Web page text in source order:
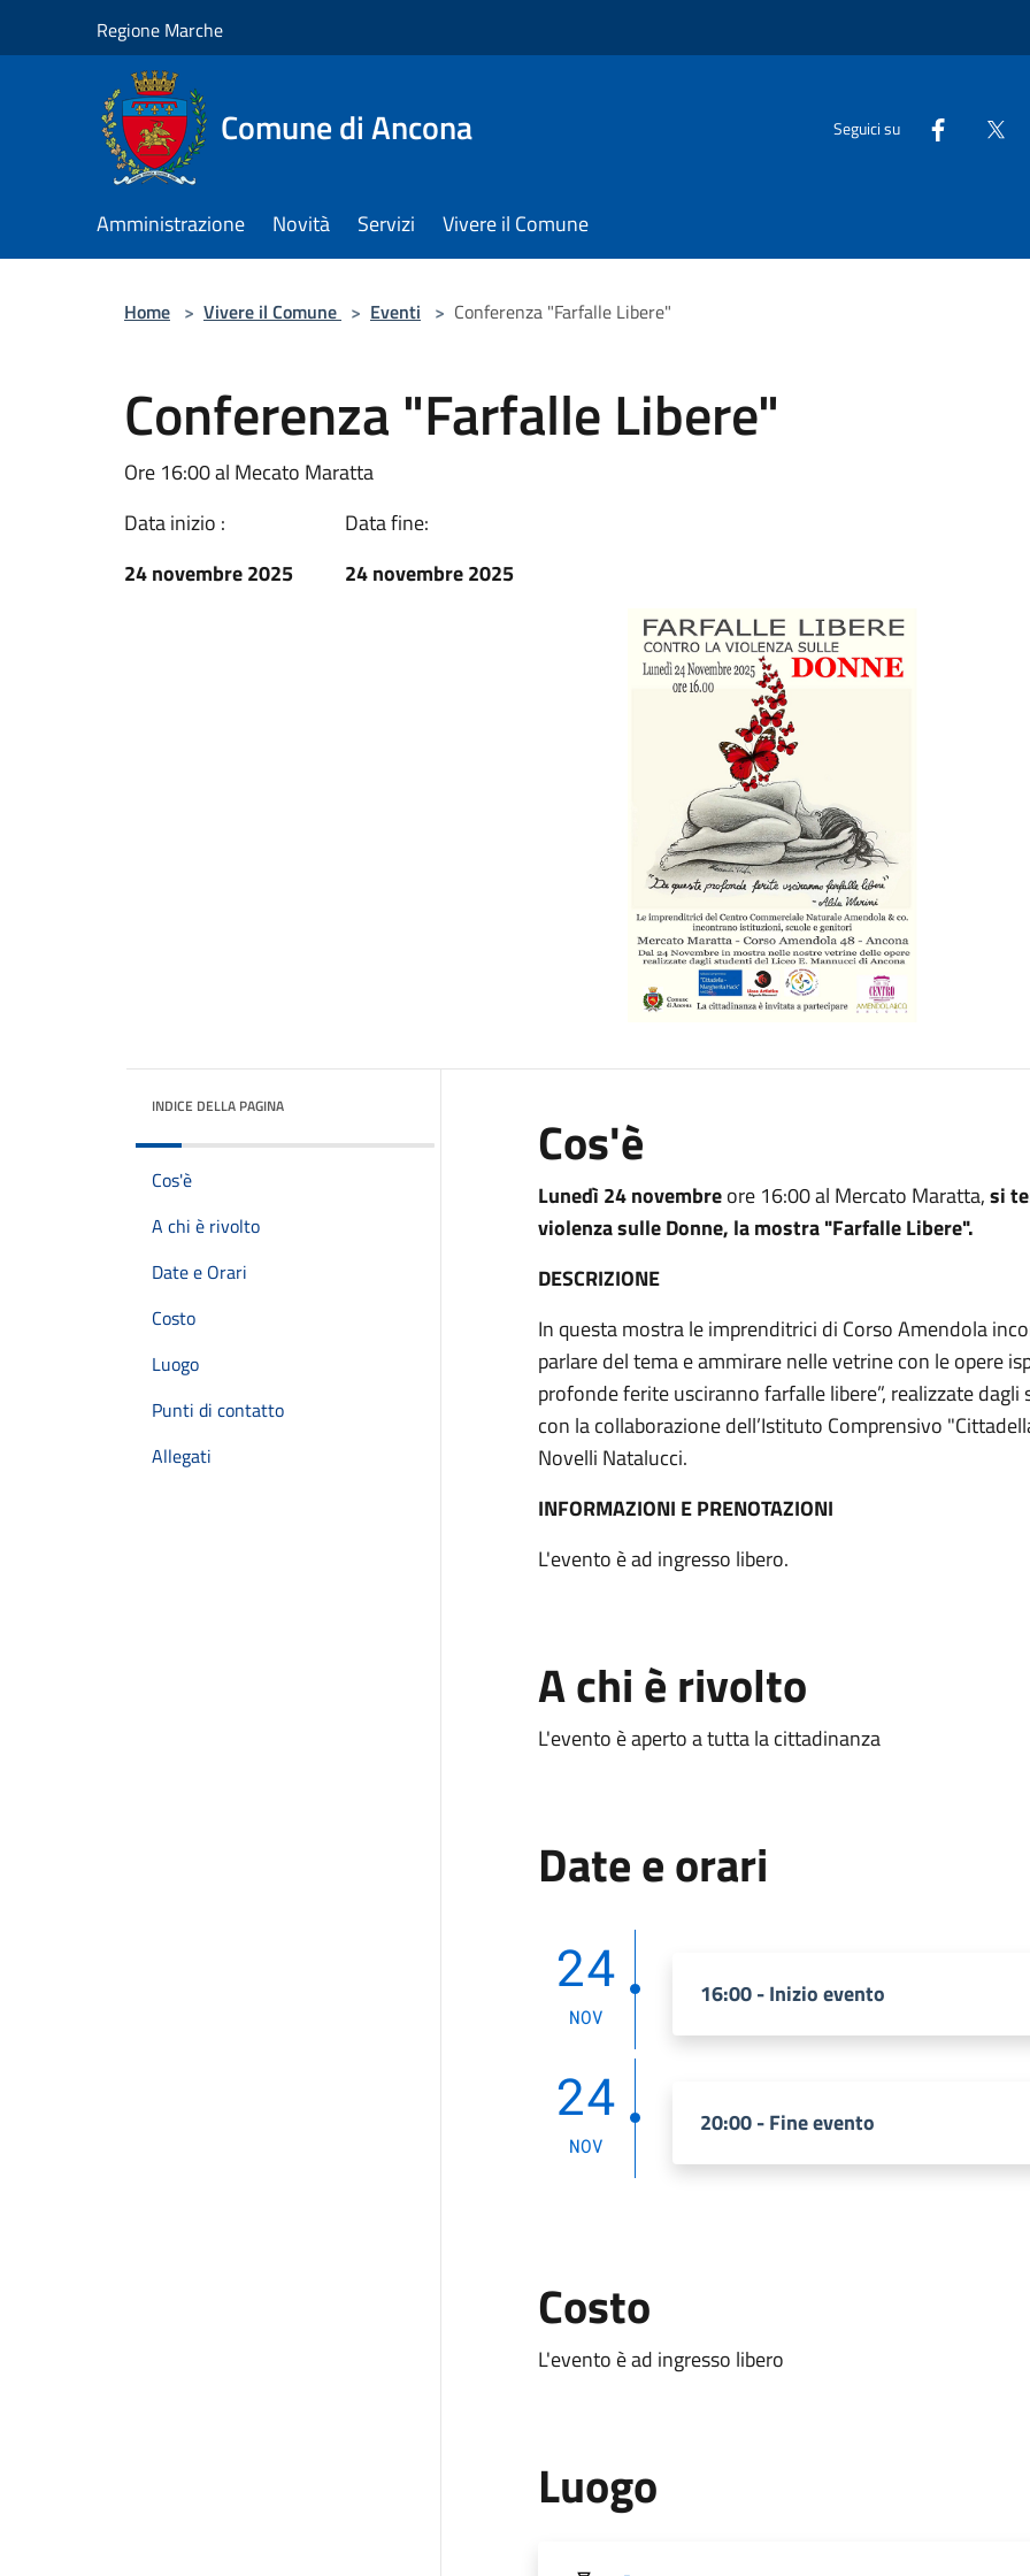
Regione Marche
Comune di Ancona Seguici su
Amministrazione Novità Servizi Vivere il Comune
Home > Vivere il Comune > Eventi > Conferenza "Farfalle Libere"
Conferenza "Farfalle Libere"
Ore 16:00 al Mecato Maratta
Data inizio :
24 novembre 2025
Data fine:
24 novembre 2025
INDICE DELLA PAGINA
Cos'è
A chi è rivolto
Date e Orari
Costo
Luogo
Punti di contatto
Allegati
Cos'è
Lunedì 24 novembreore 16:00 al Mercato Maratta,si
violenza sulle Donne, la mostra "Farfalle Libere".
DESCRIZIONE
In questa mostra le imprenditrici di Corso Amendola
parlare del tema e ammirare nelle vetrine con le opere
profonde ferite usciranno farfalle libere”, realizzate
con la collaborazione dell’Istituto Comprensivo
Novelli Natalucci.
INFORMAZIONI E PRENOTAZIONI
L'evento è ad ingresso libero.
A chi è rivolto
L'evento è aperto a tutta la cittadinanza
Date e orari
24
NOV
16:00 - Inizio evento
24
NOV
20:00 - Fine evento
Costo
L'evento è ad ingresso libero
Luogo